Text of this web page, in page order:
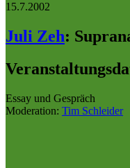
15.7.2002
Juli Zeh:
Essay und Gespräch
Moderation: Tim Schleider